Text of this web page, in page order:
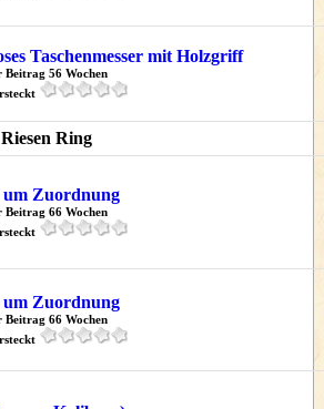
Taschenmesser mit Holzgriff
Beitrag 56 Wochen
Ring
um Zuordnung
Beitrag 66 Wochen
um Zuordnung
Beitrag 66 Wochen